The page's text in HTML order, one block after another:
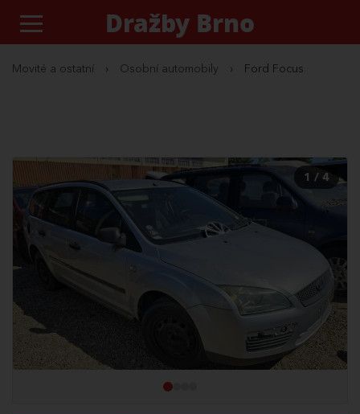
Dražby Brno
Movité a ostatní › Osobní automobily › Ford Focus
1 / 4